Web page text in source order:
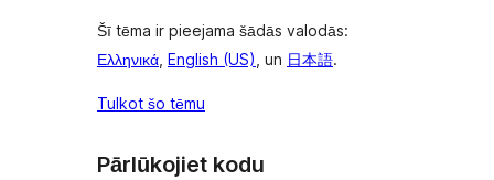
Šī tēma ir pieejama šādās valodās:
Ελληνικά, English (US), un 日本語.
Tulkot šo tēmu
Pārlūkojiet kodu